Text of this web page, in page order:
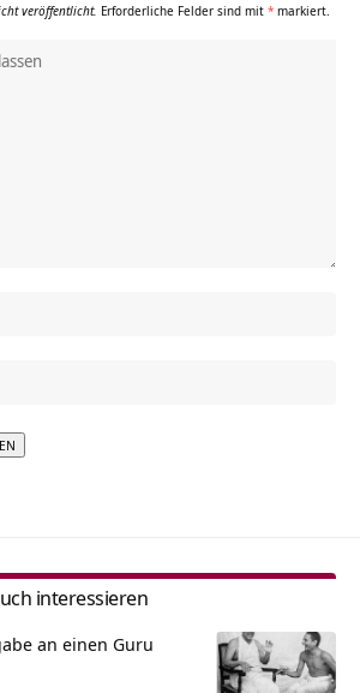
veröffentlicht. Erforderliche Felder sind mit * markiert.
interessieren
an einen Guru